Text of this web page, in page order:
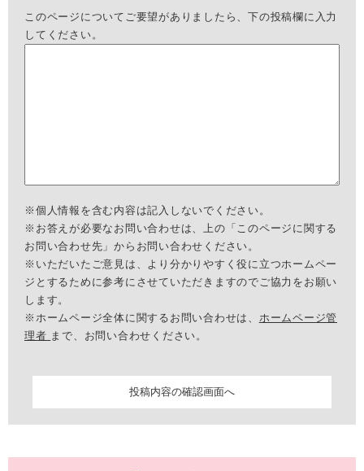
このページについてご要望がありましたら、下の投稿欄に入力
してください。
※個人情報を含む内容は記入しないでください。
※お答えが必要なお問い合わせは、上の「このページに関する
お問い合わせ先」からお問い合わせください。
※いただいたご意見は、より分かりやすく役に立つホームペー
ジとするために参考にさせていただきますのでご協力をお願い
します。
※ホームページ全体に関するお問い合わせは、 ホームページ管
理者 まで、お問い合わせください。